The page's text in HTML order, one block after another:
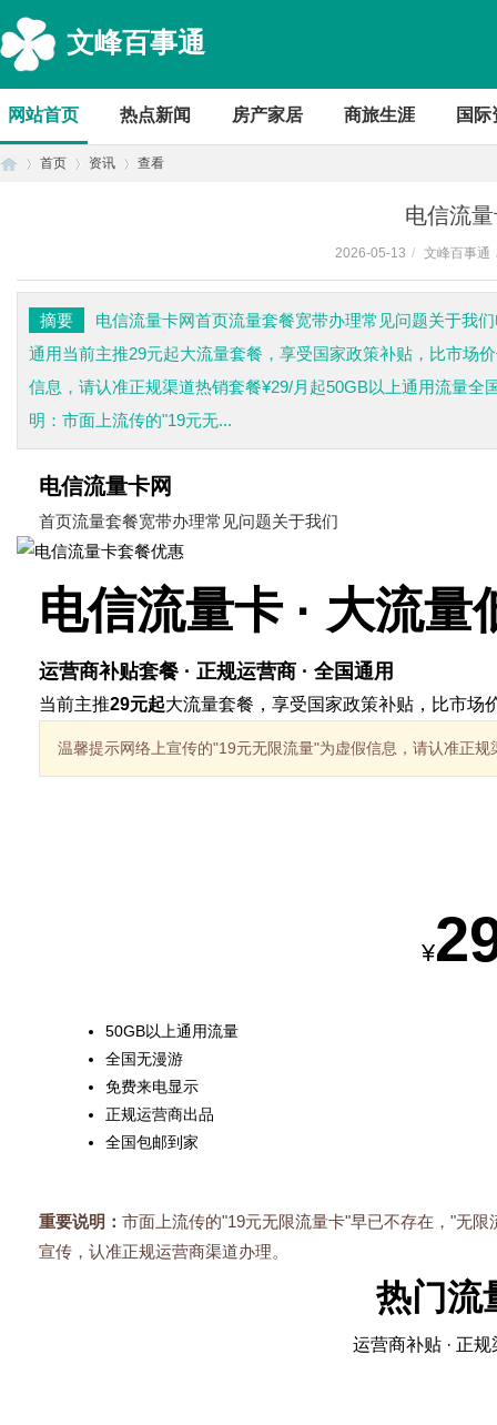
文峰百事通
网站首页 热点新闻 房产家居 商旅生涯 国际
首页 资讯 查看
电信流
2026-05-13 / 文峰百事通
摘要
电信流量卡网首页流量套餐宽带办理常见问题关于我
通用当前主推29元起大流量套餐，享受国家政策补贴，比市场
信息，请认准正规渠道热销套餐¥29/月起50GB以上通用流量
明：市面上流传的"19元无...
电信流量卡网
首页流量套餐宽带办理常见问题关于我们
电信流量卡 · 大流量
运营商补贴套餐 · 正规运营商 · 全国通用
当前主推29元起大流量套餐，享受国家政策补贴，比市场
温馨提示网络上宣传的"19元无限流量"为虚假信息，请认准正规
¥
50GB以上通用流量
全国无漫游
免费来电显示
正规运营商出品
全国包邮到家
重要说明： 市面上流传的"19元无限流量卡"早已不存在，"无
宣传，认准正规运营商渠道办理。
热门流
运营商补贴 · 正规